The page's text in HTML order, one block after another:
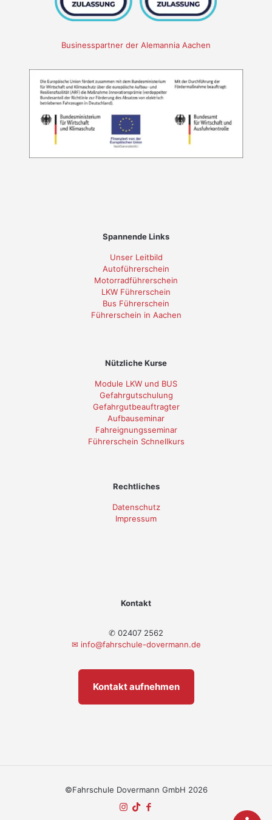
Businesspartner der Alemannia Aachen
Spannende Links
Unser Leitbild
Autoführerschein
Motorradführerschein
LKW Führerschein
Bus Führerschein
Führerschein in Aachen
Nützliche Kurse
Module LKW und BUS
Gefahrgutschulung
Gefahrgutbeauftragter
Aufbauseminar
Fahreignungsseminar
Führerschein Schnellkurs
Rechtliches
Datenschutz
Impressum
Kontakt
✆ 02407 2562
✉ info@fahrschule-dovermann.de
Kontakt aufnehmen
©Fahrschule Dovermann GmbH 2026